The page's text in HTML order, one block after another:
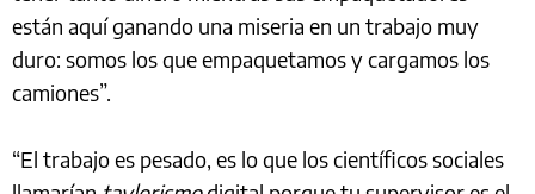
están aquí ganando una miseria en un trabajo muy
duro: somos los que empaquetamos y cargamos los
camiones”.
“El trabajo es pesado, es lo que los científicos sociales